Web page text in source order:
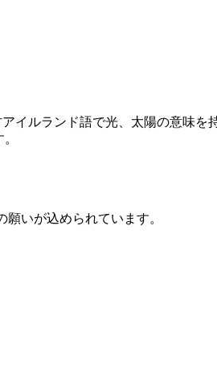
イルランド語で光、太陽の意味を
いが込められています。